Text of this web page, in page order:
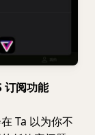
订阅功能
Ta 以为你不